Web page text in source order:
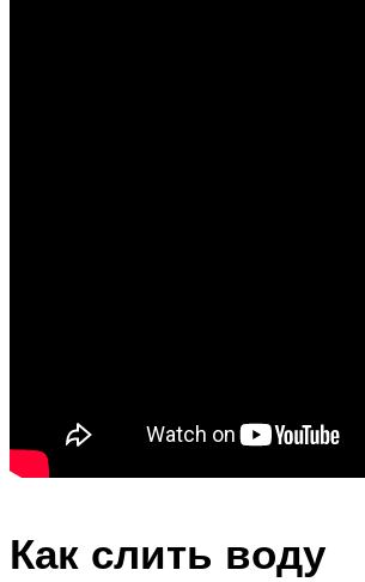
Как слить воду